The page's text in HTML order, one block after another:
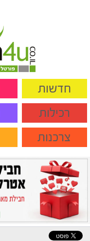
חדשות
רכילות
צרכנות